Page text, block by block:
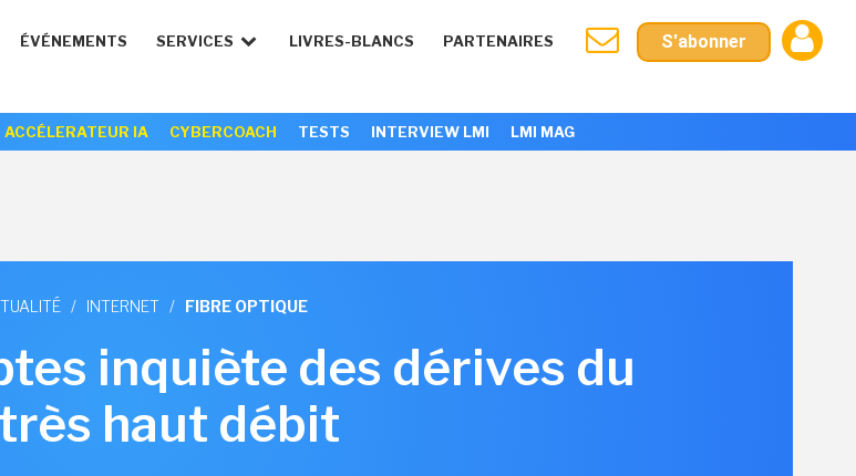
ÉVÉNEMENTS SERVICES LIVRES-BLANCS PARTENAIRES S'abonner
ACCÉLERATEUR IA CYBERCOACH TESTS INTERVIEW LMI LMI MAG
/ INTERNET / FIBRE OPTIQUE
inquiète des dérives du
haut débit